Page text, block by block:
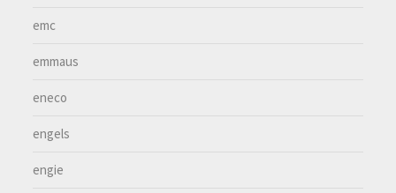
emc
emmaus
eneco
engels
engie